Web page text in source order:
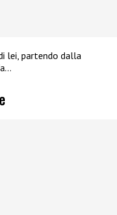
lei, partendo dalla